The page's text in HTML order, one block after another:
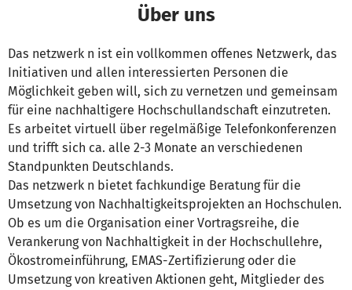
Über uns
Das netzwerk n ist ein vollkommen offenes Netzwerk, das
Initiativen und allen interessierten Personen die
Möglichkeit geben will, sich zu vernetzen und gemeinsam
für eine nachhaltigere Hochschullandschaft einzutreten.
Es arbeitet virtuell über regelmäßige Telefonkonferenzen
und trifft sich ca. alle 2-3 Monate an verschiedenen
Standpunkten Deutschlands.
Das netzwerk n bietet fachkundige Beratung für die
Umsetzung von Nachhaltigkeitsprojekten an Hochschulen.
Ob es um die Organisation einer Vortragsreihe, die
Verankerung von Nachhaltigkeit in der Hochschullehre,
Ökostromeinführung, EMAS-Zertifizierung oder die
Umsetzung von kreativen Aktionen geht, Mitglieder des